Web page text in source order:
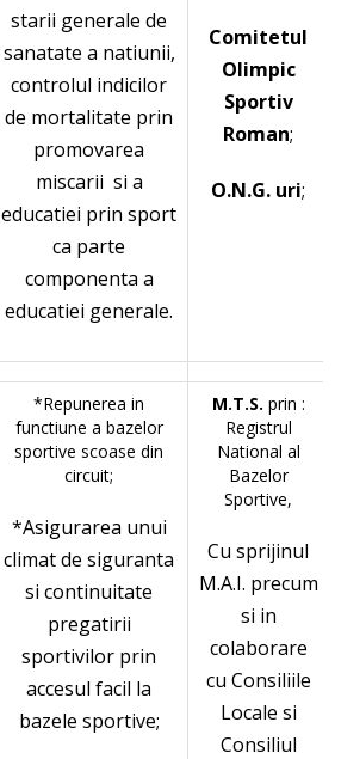
starii generale de
sanatate a natiunii,
controlul indicilor
de mortalitate prin
promovarea
miscarii si a
educatiei prin sport
ca parte
componenta a
educatiei generale.
Comitetul
Olimpic
Sportiv
Roman;
O.N.G. uri;
*Repunerea in
functiune a bazelor
sportive scoase din
circuit;
*Asigurarea unui
climat de siguranta
si continuitate
pregatirii
sportivilor prin
accesul facil la
bazele sportive;
M.T.S. prin :
Registrul
National al
Bazelor
Sportive,
Cu sprijinul
M.A.I. precum
si in
colaborare
cu Consiliile
Locale si
Consiliul